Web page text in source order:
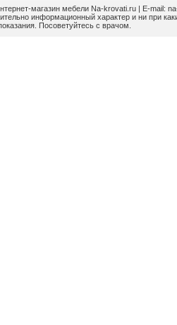
магазин мебели Na-krovati.ru | E-mail:
информационный характер и ни при
Посоветуйтесь с врачом.